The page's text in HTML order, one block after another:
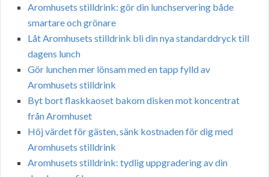
Aromhusets stilldrink: gör din lunchservering både
smartare och grönare
Låt Aromhusets stilldrink bli din nya standarddryck till
dagens lunch
Gör lunchen mer lönsam med en tapp fylld av
Aromhusets stilldrink
Byt bort flaskkaoset bakom disken mot koncentrat
från Aromhuset
Höj värdet för gästen, sänk kostnaden för dig med
Aromhusets stilldrink
Aromhusets stilldrink: tydlig uppgradering av din